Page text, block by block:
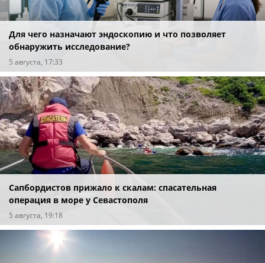
Для чего назначают эндоскопию и что позволяет
обнаружить исследование?
5 августа, 17:33
Сапбордистов прижало к скалам: спасательная
операция в море у Севастополя
5 августа, 19:18